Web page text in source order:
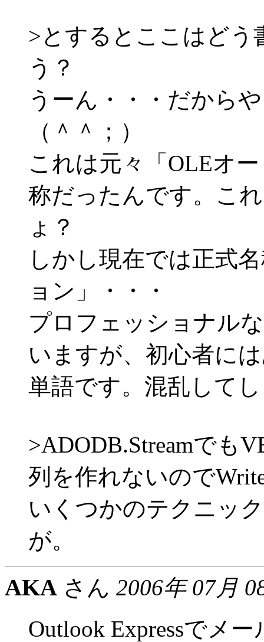
>とするとここはど
う？
うーん・・・だから
（＾＾；）
これは元々「OLEオ
称だったんです。こ
ょ？
しかし現在では正式
ョン」・・・
プロフェッショナル
いますが、初心者に
単語です。混乱して
>ADODB.Streamでも
列を作れないので
いくつかのテクニッ
が。
AKA さん 2006年 07月
Outlook Expressでメ